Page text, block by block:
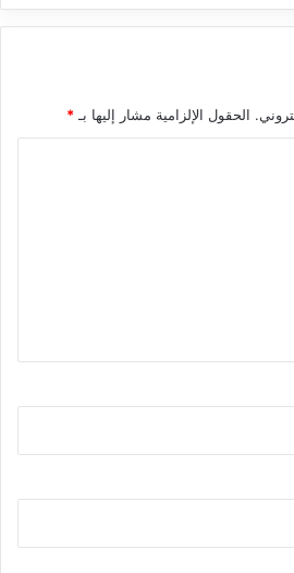
الحقول الإلزامية مشار إليها بـ *